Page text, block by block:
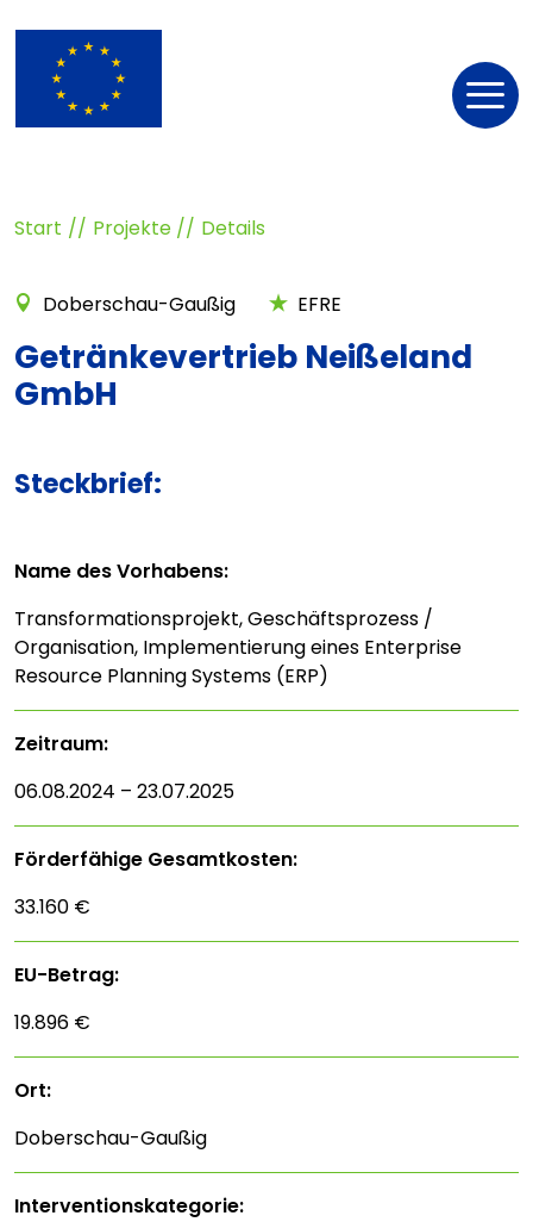
Start Projekte Details
Doberschau-Gaußig EFRE
Getränkevertrieb Neißeland
GmbH
Steckbrief:
Name des Vorhabens:
Transformationsprojekt, Geschäftsprozess /
Organisation, Implementierung eines Enterprise
Resource Planning Systems (ERP)
Zeitraum:
06.08.2024 – 23.07.2025
Förderfähige Gesamtkosten:
33.160 €
EU-Betrag:
19.896 €
Ort:
Doberschau-Gaußig
Interventions­kategorie: